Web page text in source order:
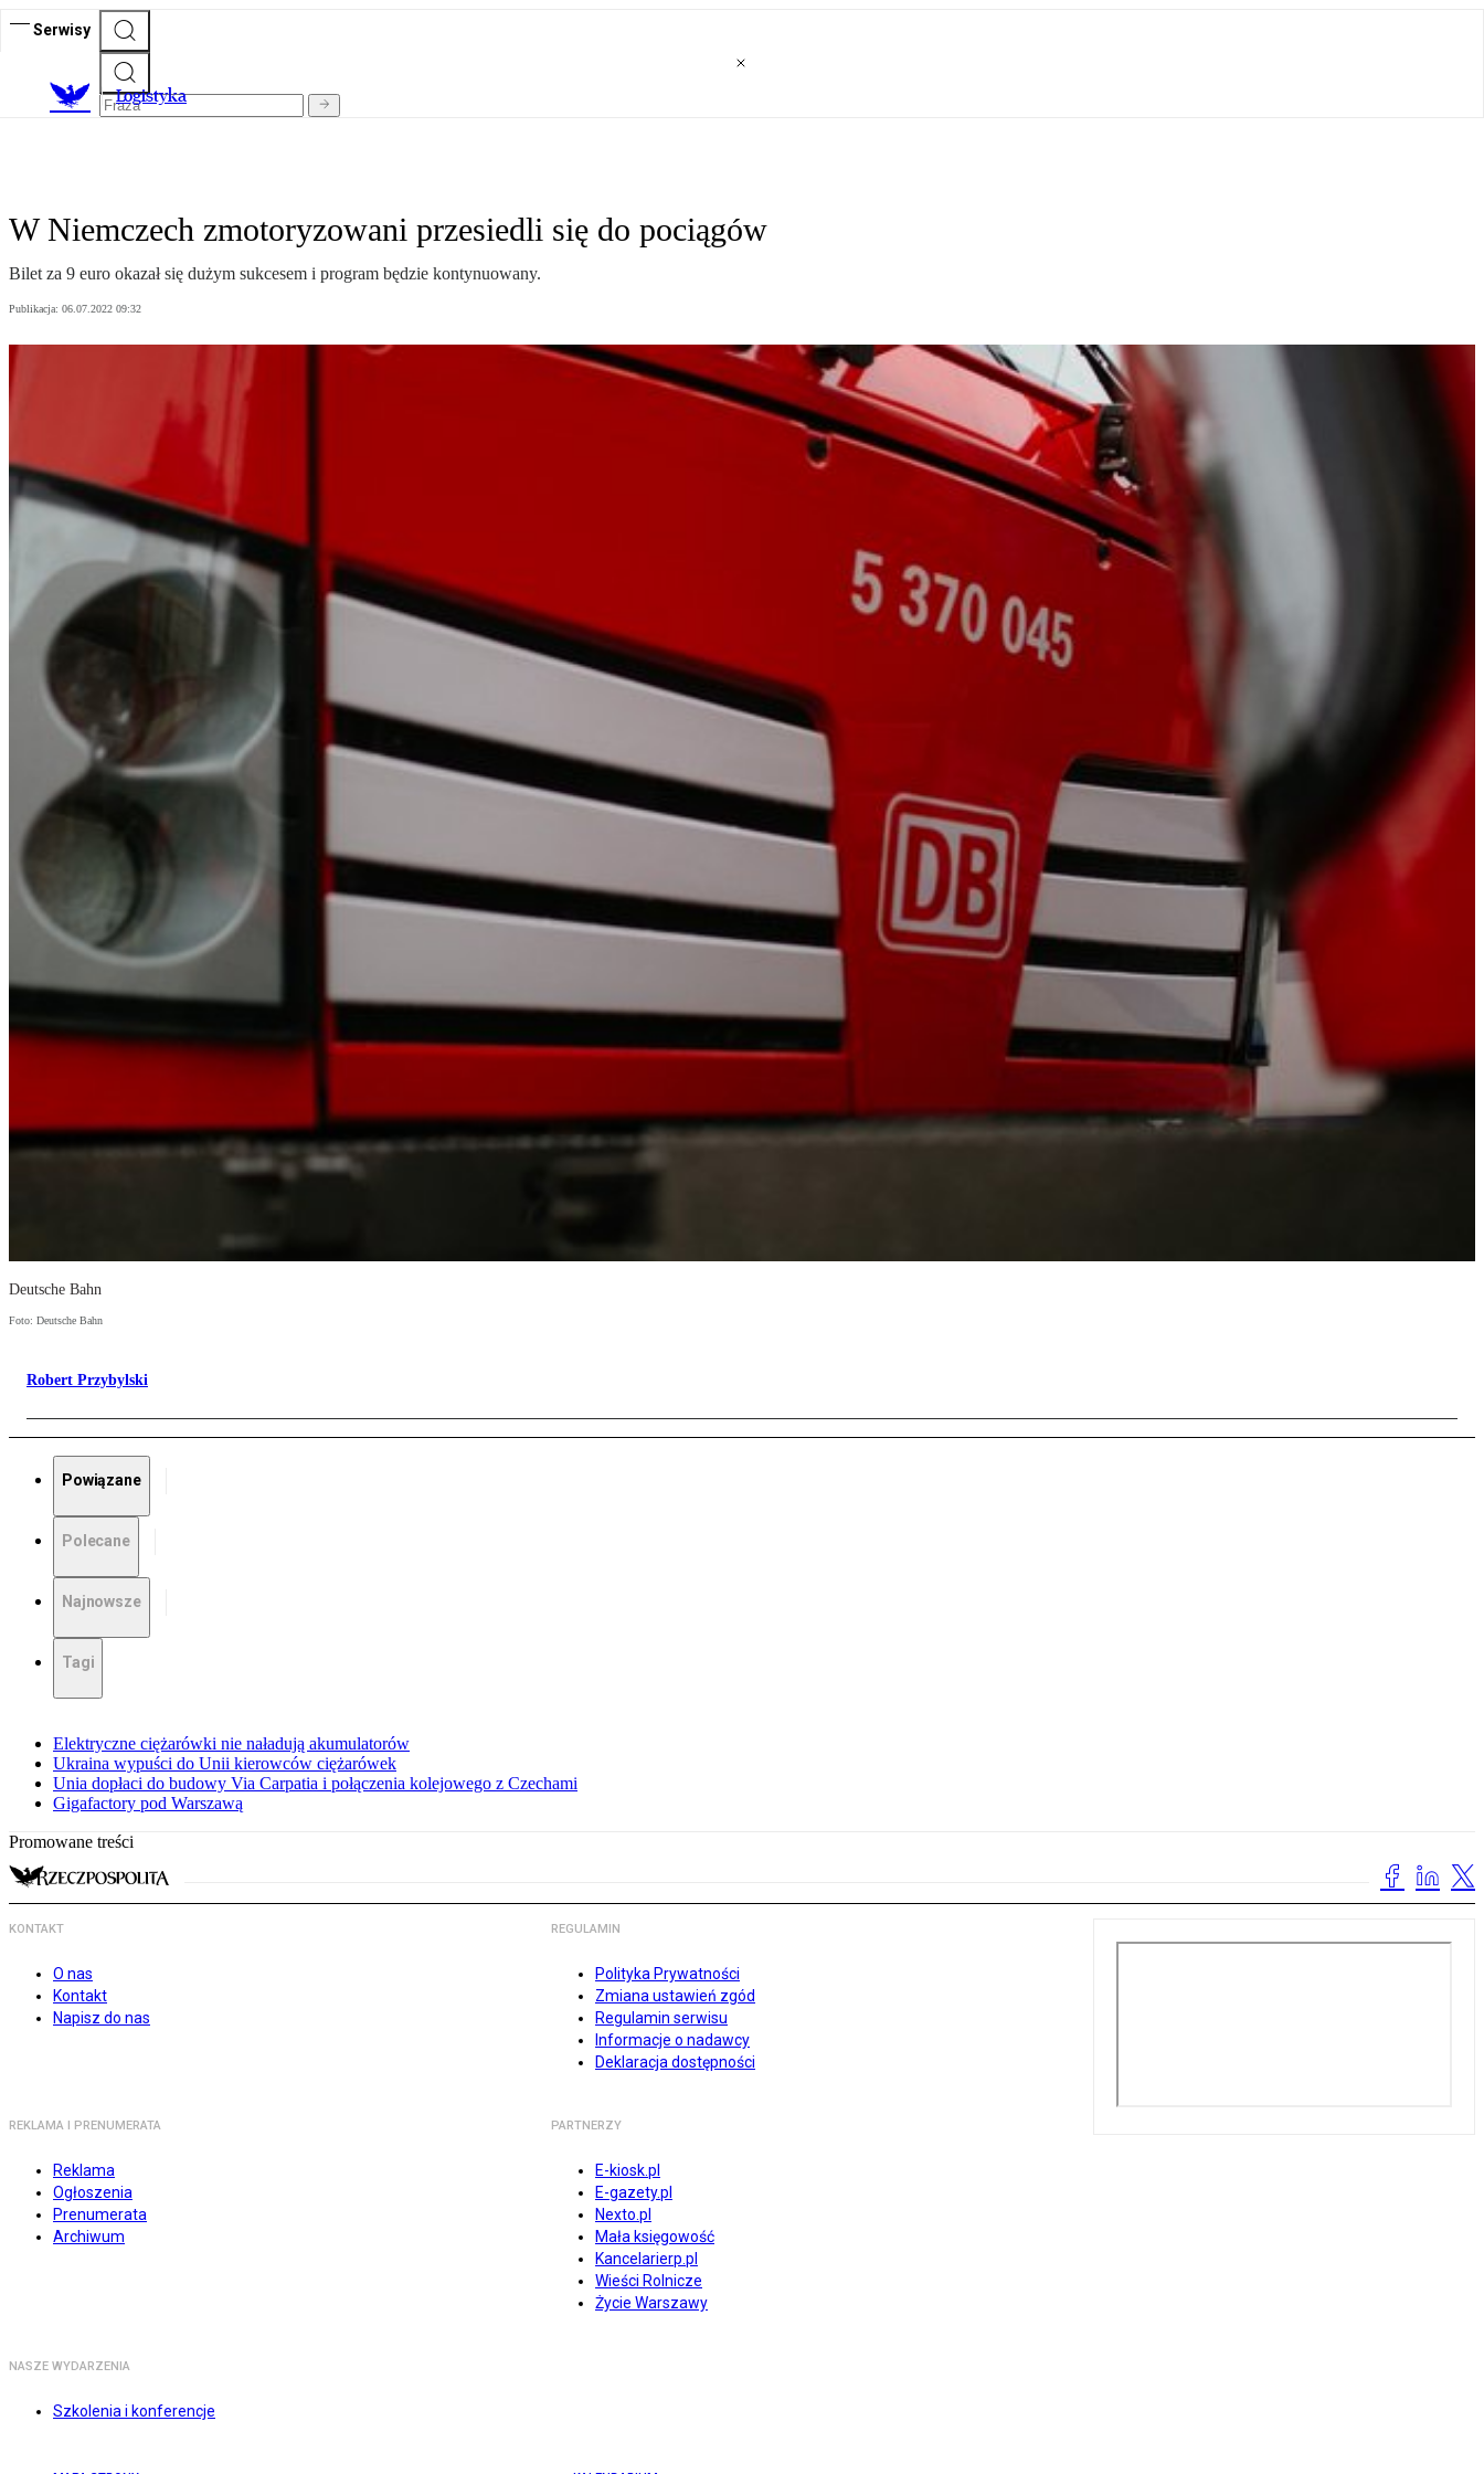
Serwisy
Logistyka
W Niemczech zmotoryzowani przesiedli się do pociągów
Bilet za 9 euro okazał się dużym sukcesem i program będzie kontynuowany.
Publikacja: 06.07.2022 09:32
Deutsche Bahn
Foto: Deutsche Bahn
Robert Przybylski
Powiązane
Polecane
Najnowsze
Tagi
Elektryczne ciężarówki nie naładują akumulatorów
Ukraina wypuści do Unii kierowców ciężarówek
Unia dopłaci do budowy Via Carpatia i połączenia kolejowego z Czechami
Gigafactory pod Warszawą
Promowane treści
KONTAKT
O nas
Kontakt
Napisz do nas
REGULAMIN
Polityka Prywatności
Zmiana ustawień zgód
Regulamin serwisu
Informacje o nadawcy
Deklaracja dostępności
REKLAMA I PRENUMERATA
Reklama
Ogłoszenia
Prenumerata
Archiwum
PARTNERZY
E-kiosk.pl
E-gazety.pl
Nexto.pl
Mała księgowość
Kancelarierp.pl
Wieści Rolnicze
Życie Warszawy
NASZE WYDARZENIA
Szkolenia i konferencje